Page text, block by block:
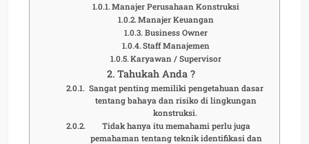
Manajer Perusahaan Konstruksi
Manajer Keuangan
Business Owner
Staff Manajemen
Karyawan / Supervisor
Tahukah Anda ?
Sangat penting memiliki pengetahuan dasar
tentang bahaya dan risiko di lingkungan
konstruksi.
Tidak hanya itu memahami perlu juga
pemahaman tentang teknik identifikasi dan